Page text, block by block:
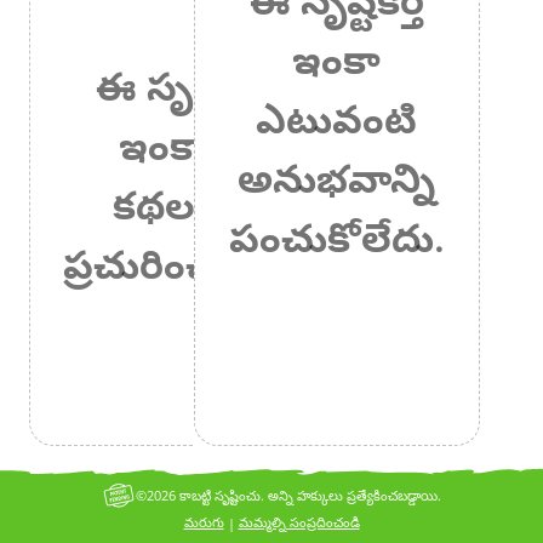
ఈ సృష్టికర్త
ఇంకా ఏ
కథలనూ
ప్రచురించలేదు.
ఇంకా
ఎటువంటి
అనుభవాన్ని
పంచుకోలేదు.
మరుగు| మమ్మల్ని సంప్రదించండి
©2026 కాబట్టి సృష్టించు. అన్ని హక్కులు ప్రత్యేకించబడ్డాయి.